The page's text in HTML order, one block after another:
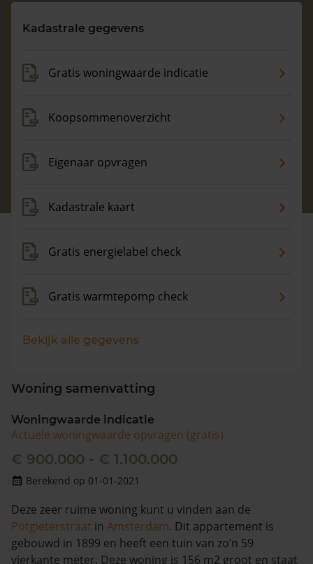
088 220 4200
Kadastrale gegevens
Gratis woningwaarde indicatie
Koopsommenoverzicht
Eigenaar opvragen
Kadastrale kaart
Gratis energielabel check
Gratis warmtepomp check
Bekijk alle gegevens
Woning samenvatting
Woningwaarde indicatie
Actuele woningwaarde opvragen (gratis)
€ 900.000 - € 1.100.000
Berekend op 01-01-2021
Deze zeer ruime woning kunt u vinden aan de
Potgieterstraat in Amsterdam. Dit appartement is
gebouwd in 1899 en heeft een tuin van zo’n 59
vierkante meter. Deze woning is 156 m2 groot en staat